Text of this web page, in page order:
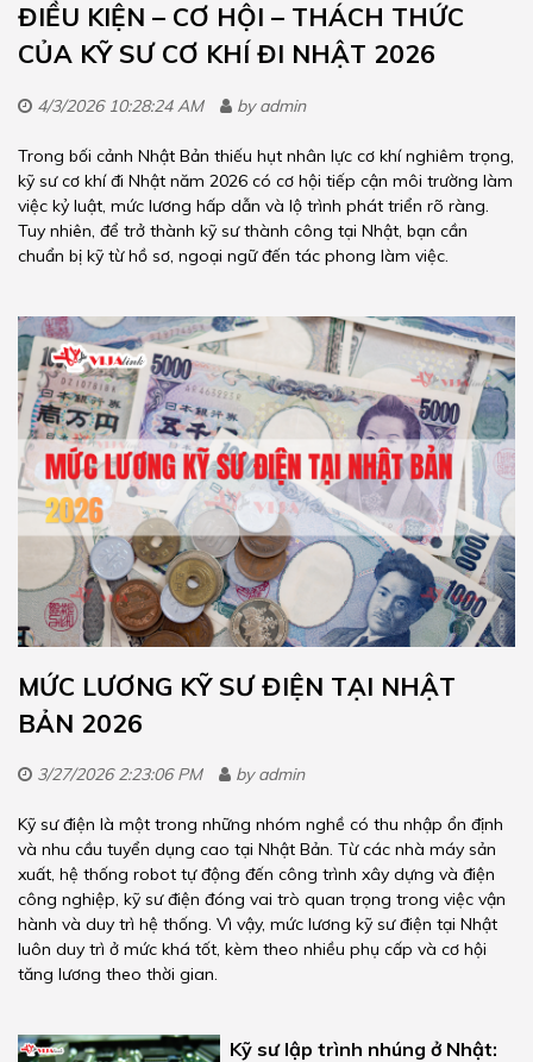
ĐIỀU KIỆN – CƠ HỘI – THÁCH THỨC
CỦA KỸ SƯ CƠ KHÍ ĐI NHẬT 2026
4/3/2026 10:28:24 AM byadmin
Trong bối cảnh Nhật Bản thiếu hụt nhân lực cơ khí nghiêm trọng,
kỹ sư cơ khí đi Nhật năm 2026 có cơ hội tiếp cận môi trường làm
việc kỷ luật, mức lương hấp dẫn và lộ trình phát triển rõ ràng.
Tuy nhiên, để trở thành kỹ sư thành công tại Nhật, bạn cần
chuẩn bị kỹ từ hồ sơ, ngoại ngữ đến tác phong làm việc.
MỨC LƯƠNG KỸ SƯ ĐIỆN TẠI NHẬT
BẢN 2026
3/27/2026 2:23:06 PM byadmin
Kỹ sư điện là một trong những nhóm nghề có thu nhập ổn định
và nhu cầu tuyển dụng cao tại Nhật Bản. Từ các nhà máy sản
xuất, hệ thống robot tự động đến công trình xây dựng và điện
công nghiệp, kỹ sư điện đóng vai trò quan trọng trong việc vận
hành và duy trì hệ thống. Vì vậy, mức lương kỹ sư điện tại Nhật
luôn duy trì ở mức khá tốt, kèm theo nhiều phụ cấp và cơ hội
tăng lương theo thời gian.
Kỹ sư lập trình nhúng ở Nhật: